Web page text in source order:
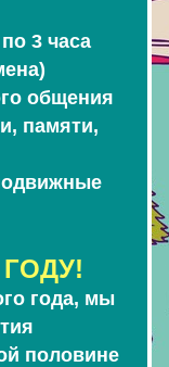
по 3 часа
общения
памяти,
года, мы
половине